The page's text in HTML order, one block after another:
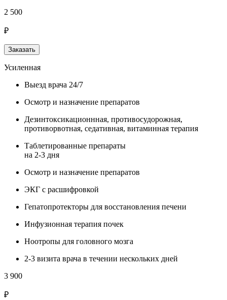
2 500
₽
Заказать
Усиленная
Выезд врача 24/7
Осмотр и назначение препаратов
Дезинтоксикационнная, противосудорожная,
противорвотная, седативная, витаминная терапия
Таблетированные препараты
на 2-3 дня
Осмотр и назначение препаратов
ЭКГ с расшифровкой
Гепатопротекторы для восстановления печени
Инфузионная терапия почек
Ноотропы для головного мозга
2-3 визита врача в течении нескольких дней
3 900
₽